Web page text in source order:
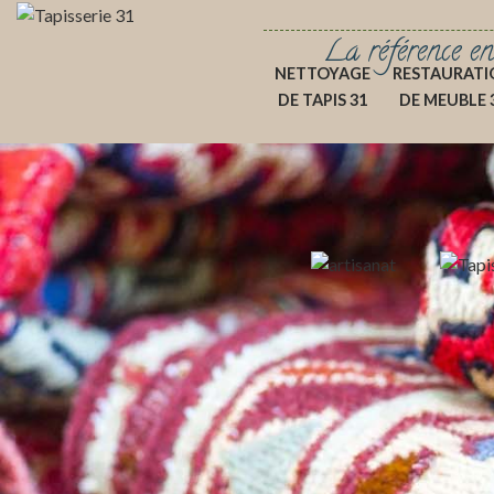
La référence
NETTOYAGE
DE TAPIS 31
DE MEUBLE